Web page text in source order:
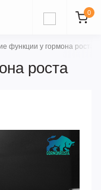
0
функции у гормона роста
роста